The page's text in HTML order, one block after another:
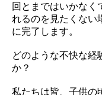
回とまではいかなく
れるのを見たくない
に完了します。
どのような不快な経
か？
私たちは皆、子供の